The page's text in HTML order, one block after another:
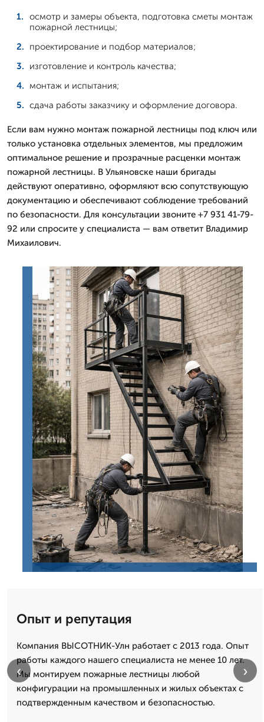
осмотр и замеры объекта, подготовка сметы монтаж
пожарной лестницы;
проектирование и подбор материалов;
изготовление и контроль качества;
монтаж и испытания;
сдача работы заказчику и оформление договора.
Если вам нужно монтаж пожарной лестницы под ключ или
только установка отдельных элементов, мы предложим
оптимальное решение и прозрачные расценки монтаж
пожарной лестницы. В Ульяновске наши бригады
действуют оперативно, оформляют всю сопутствующую
документацию и обеспечивают соблюдение требований
по безопасности. Для консультации звоните +7 931 41-79-
92 или спросите у специалиста — вам ответит Владимир
Михаилович.
Опыт и репутация
Компания ВЫСОТНИК-Улн работает с 2013 года. Опыт
работы каждого нашего специалиста не менее 10 лет.
Мы монтируем пожарные лестницы любой
конфигурации на промышленных и жилых объектах с
подтвержденным качеством и безопасностью.
‹ ›